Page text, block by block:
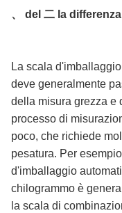
、 del 二 la
La scala
deve generalmente
della misura grezza e
processo di
poco, che richiede
pesatura. Per
d'imballaggio
chilogrammo è
la scala di